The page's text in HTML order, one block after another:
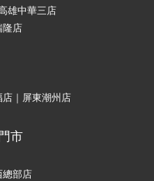
雄中華三店
隆店
｜屏東潮州店
市
總部店